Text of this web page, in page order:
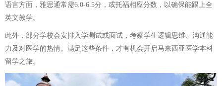
语言方面，雅思通常需6.0-6.5分，或托福相应分数，以确保能跟上全
英文教学。
此外，部分学校会安排入学测试或面试，考察学生逻辑思维、沟通能
力及对医学的热情。满足这些条件，才有机会开启马来西亚医学本科
留学之旅。